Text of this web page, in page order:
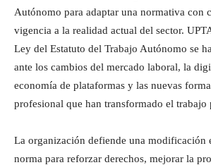
Autónomo para adaptar una normativa con
vigencia a la realidad actual del sector.
Ley del Estatuto del Trabajo Autónomo se
ante los cambios del mercado laboral, la
economía de plataformas y las nuevas
profesional que han transformado el trabajo
La organización defiende una modificación
norma para reforzar derechos, mejorar la